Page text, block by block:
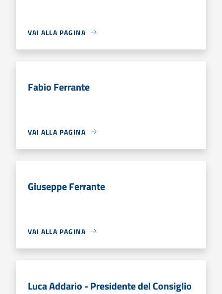
VAI ALLA PAGINA
Fabio Ferrante
VAI ALLA PAGINA
Giuseppe Ferrante
VAI ALLA PAGINA
Luca Addario - Presidente del Consiglio